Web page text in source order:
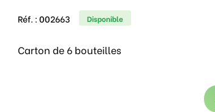
Réf. :002663 Disponible
Carton de 6 bouteilles